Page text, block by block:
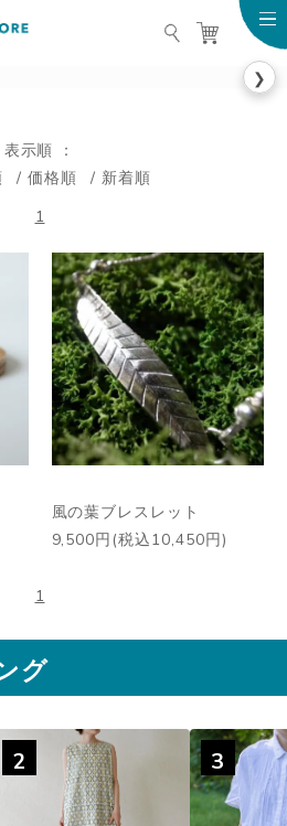
FAIR TRADE LIFE
❯
表示順
価格順
新着順
1
風の葉ブレスレット
9,500円(税込10,450円)
1
グ
2 3